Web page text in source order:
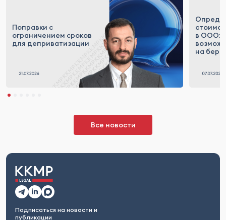
Поправки с
ограничением сроков
для деприватизации
в ООО:
на
Все новости
Подписаться на новости и
публикации